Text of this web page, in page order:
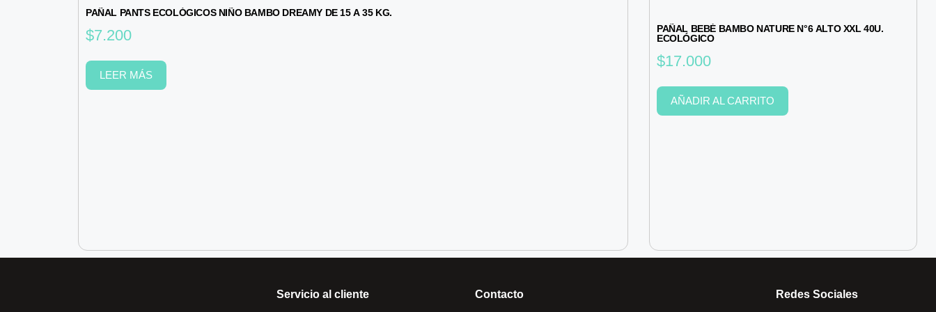
PAÑAL PANTS ECOLÓGICOS NIÑO BAMBO DREAMY DE 15 A 35 KG.
$7.200
LEER MÁS
PAÑAL BEBÉ BAMBO NATURE N°6 ALTO XXL 40U.
ECOLÓGICO
$17.000
AÑADIR AL CARRITO
Servicio al cliente Contacto Redes Sociales